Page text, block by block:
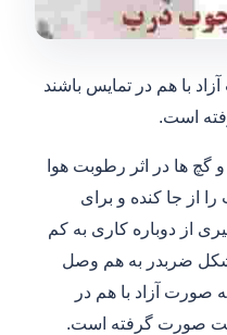
با هم در تمایس باشند
است.
ها در اثر رطوبت هوا
از جا کنده و برای
از دوباره کاری به کم
ضربدر به هم وصل
آزاد با هم در
صورت گرفته است.